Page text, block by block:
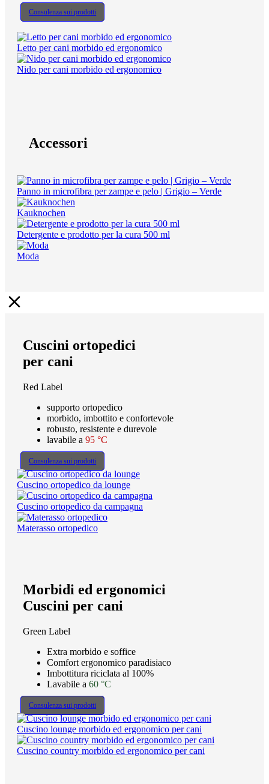
Consulenza sui prodotti
Letto per cani morbido ed ergonomico
Nido per cani morbido ed ergonomico
Accessori
Panno in microfibra per zampe e pelo | Grigio – Verde
Kauknochen
Detergente e prodotto per la cura 500 ml
Moda
Cuscini ortopedici
per cani
Red Label
supporto ortopedico
morbido, imbottito e confortevole
robusto, resistente e durevole
lavabile a 95 °C
Consulenza sui prodotti
Cuscino ortopedico da lounge
Cuscino ortopedico da campagna
Materasso ortopedico
Morbidi ed ergonomici
Cuscini per cani
Green Label
Extra morbido e soffice
Comfort ergonomico paradisiaco
Imbottitura riciclata al 100%
Lavabile a 60 °C
Consulenza sui prodotti
Cuscino lounge morbido ed ergonomico per cani
Cuscino country morbido ed ergonomico per cani